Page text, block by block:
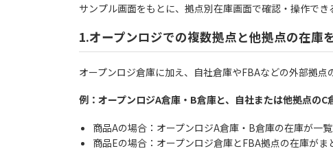
サンプル画面をもとに、拠点別在庫画面で確認・操作でき
1.オープンロジでの複数拠点と他拠点の在庫
オープンロジ倉庫に加え、自社倉庫やFBAなどの外部拠点
例：オープンロジA倉庫・B倉庫と、自社または他拠点のC
商品Aの場合：オープンロジA倉庫・B倉庫の在庫が一
商品Eの場合：オープンロジ倉庫とFBA拠点の在庫がま